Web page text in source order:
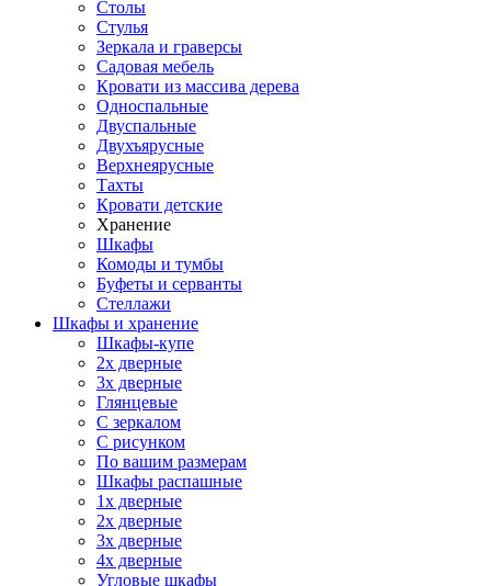
Столы
Стулья
Зеркала и граверсы
Садовая мебель
Кровати из массива дерева
Односпальные
Двуспальные
Двухъярусные
Верхнеярусные
Тахты
Кровати детские
Хранение
Шкафы
Комоды и тумбы
Буфеты и серванты
Стеллажи
Шкафы и хранение
Шкафы-купе
2х дверные
3х дверные
Глянцевые
С зеркалом
С рисунком
По вашим размерам
Шкафы распашные
1х дверные
2х дверные
3х дверные
4х дверные
Угловые шкафы